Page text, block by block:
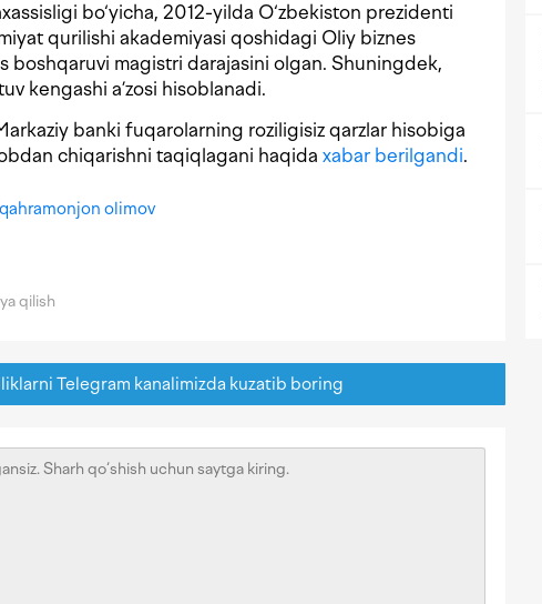
bo‘yicha, 2012-yilda O‘zbekiston prezidenti
qurilishi akademiyasi qoshidagi Oliy biznes
boshqaruvi magistri darajasini olgan. Shuningdek,
kengashi a’zosi hisoblanadi.
banki fuqarolarning roziligisiz qarzlar hisobiga
chiqarishni taqiqlagani haqida xabar berilgandi.
qahramonjon olimov
qilish
Telegram kanalimizda kuzatib boring